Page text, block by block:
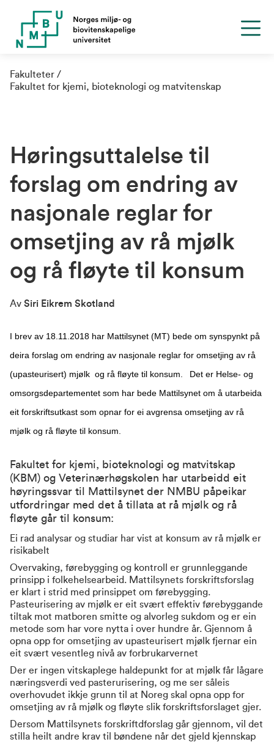
Fakulteter
Fakultet for kjemi, bioteknologi og matvitenskap
Høringsuttalelse til
forslag om endring av
nasjonale reglar for
omsetjing av rå mjølk
og rå fløyte til konsum
Av Siri Eikrem Skotland
I brev av 18.11.2018 har Mattilsynet (MT) bede om synspynkt på
deira forslag om endring av nasjonale reglar for omsetjing av rå
(upasteurisert) mjølk og rå fløyte til konsum.
Det er Helse- og
omsorgsdepartementet som har bede Mattilsynet om å utarbeida
eit forskriftsutkast som opnar for ei avgrensa omsetjing av rå
mjølk og rå fløyte til konsum.
Fakultet for kjemi, bioteknologi og matvitskap
(KBM) og Veterinærhøgskolen har utarbeidd eit
høyringssvar til Mattilsynet der NMBU påpeikar
utfordringar med det å tillata at rå mjølk og rå
fløyte går til konsum:
Ei rad analysar og studiar har vist at konsum av rå mjølk er
risikabelt
Overvaking, førebygging og kontroll er grunnleggande
prinsipp i folkehelsearbeid. Mattilsynets forskriftsforslag
er klart i strid med prinsippet om førebygging.
Pasteurisering av mjølk er eit svært effektiv førebyggande
tiltak mot matboren smitte og alvorleg sukdom og er ein
metode som har vore nytta i over hundre år. Gjennom å
opna opp for omsetjing av upasteurisert mjølk fjernar ein
eit svært vesentleg nivå av forbrukarvernet
Der er ingen vitskaplege haldepunkt for at mjølk får lågare
næringsverdi ved pasterurisering, og me ser såleis
overhovudet ikkje grunn til at Noreg skal opna opp for
omsetjing av rå mjølk og fløyte slik forskriftsforslaget gjer.
Dersom Mattilsynets forskriftdforslag går gjennom, vil det
stilla heilt andre krav til bøndene når det gjeld kjennskap